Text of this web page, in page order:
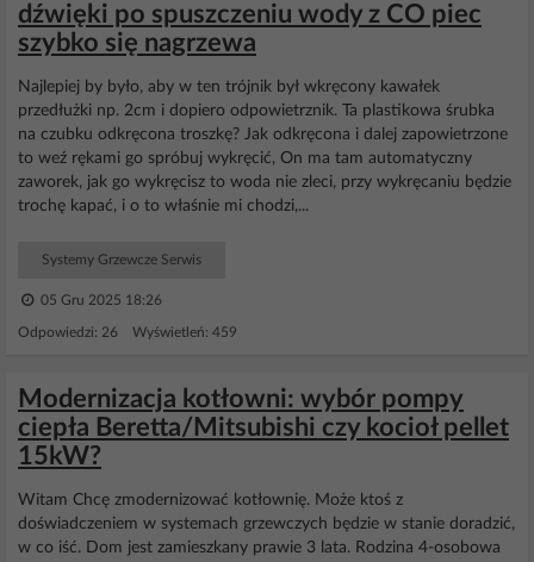
dźwięki po spuszczeniu wody z CO piec
szybko się nagrzewa
Najlepiej by było, aby w ten trójnik był wkręcony kawałek
przedłużki np. 2cm i dopiero odpowietrznik. Ta plastikowa śrubka
na czubku odkręcona troszkę? Jak odkręcona i dalej zapowietrzone
to weź rękami go spróbuj wykręcić, On ma tam automatyczny
zaworek, jak go wykręcisz to woda nie zleci, przy wykręcaniu będzie
trochę kapać, i o to właśnie mi chodzi,...
Systemy Grzewcze Serwis
05 Gru 2025 18:26
Odpowiedzi: 26 Wyświetleń: 459
Modernizacja kotłowni: wybór pompy
ciepła Beretta/Mitsubishi czy kocioł pellet
15kW?
Witam Chcę zmodernizować kotłownię. Może ktoś z
doświadczeniem w systemach grzewczych będzie w stanie doradzić,
w co iść. Dom jest zamieszkany prawie 3 lata. Rodzina 4-osobowa